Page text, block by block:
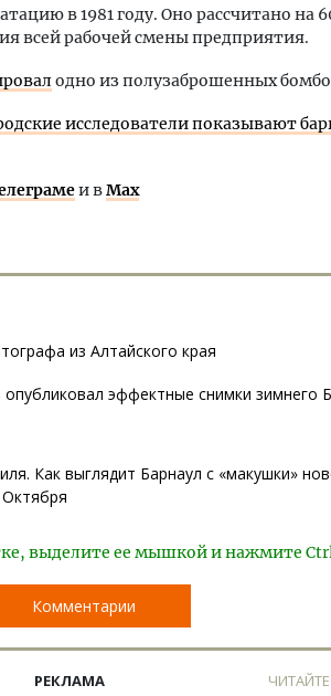
в 1981 году. Оно рассчитано на
всей рабочей смены предприятия.
одно из полузаброшенных
исследователи показывают
и вMax
из Алтайского края
эффектные снимки зимнего
Как выглядит Барнаул с «макушки»
выделите ее мышкой и нажмите
Комментарии
РЕКЛАМА